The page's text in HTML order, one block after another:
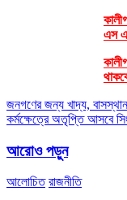
এস
Post
navigation
জনগণের জন্য খাদ্য, বাসস্থান
কর্মক্ষেত্রে অতৃপ্তি আসবে
আরোও পড়ুন
আলোচিত রাজনীতি